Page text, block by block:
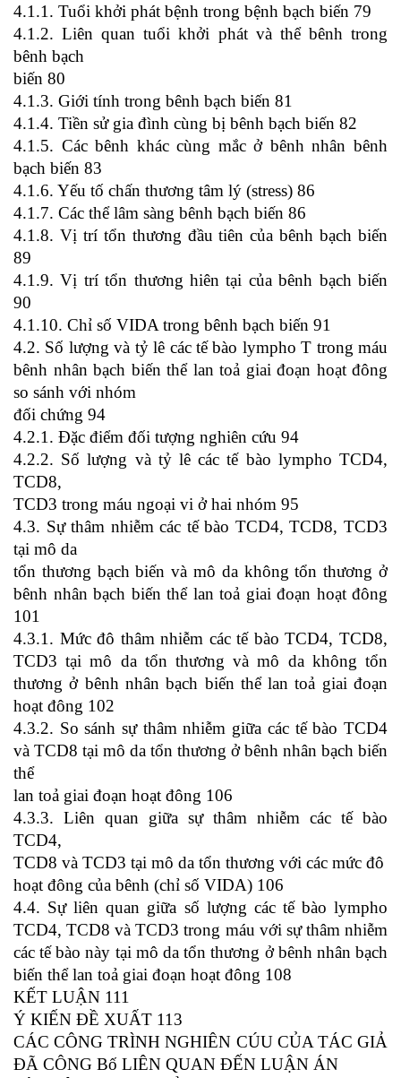
4.1.1. Tuổi khởi phát bệnh trong bệnh bạch biến 79
4.1.2. Liên quan tuổi khởi phát và thể bênh trong
bênh bạch
biến 80
4.1.3. Giới tính trong bênh bạch biến 81
4.1.4. Tiền sử gia đình cùng bị bênh bạch biến 82
4.1.5. Các bênh khác cùng mắc ở bênh nhân bênh
bạch biến 83
4.1.6. Yếu tố chấn thương tâm lý (stress) 86
4.1.7. Các thể lâm sàng bênh bạch biến 86
4.1.8. Vị trí tổn thương đầu tiên của bênh bạch biến
89
4.1.9. Vị trí tổn thương hiên tại của bênh bạch biến
90
4.1.10. Chỉ số VIDA trong bênh bạch biến 91
4.2. Số lượng và tỷ lê các tế bào lympho T trong máu
bênh nhân bạch biến thể lan toả giai đoạn hoạt đông
so sánh với nhóm
đối chứng 94
4.2.1. Đặc điểm đối tượng nghiên cứu 94
4.2.2. Số lượng và tỷ lê các tế bào lympho TCD4,
TCD8,
TCD3 trong máu ngoại vi ở hai nhóm 95
4.3. Sự thâm nhiễm các tế bào TCD4, TCD8, TCD3
tại mô da
tổn thương bạch biến và mô da không tổn thương ở
bênh nhân bạch biến thể lan toả giai đoạn hoạt đông
101
4.3.1. Mức đô thâm nhiễm các tế bào TCD4, TCD8,
TCD3 tại mô da tổn thương và mô da không tổn
thương ở bênh nhân bạch biến thể lan toả giai đoạn
hoạt đông 102
4.3.2. So sánh sự thâm nhiễm giữa các tế bào TCD4
và TCD8 tại mô da tổn thương ở bênh nhân bạch biến
thể
lan toả giai đoạn hoạt đông 106
4.3.3. Liên quan giữa sự thâm nhiễm các tế bào
TCD4,
TCD8 và TCD3 tại mô da tổn thương với các mức đô
hoạt đông của bênh (chỉ số VIDA) 106
4.4. Sự liên quan giữa số lượng các tế bào lympho
TCD4, TCD8 và TCD3 trong máu với sự thâm nhiễm
các tế bào này tại mô da tổn thương ở bênh nhân bạch
biến thể lan toả giai đoạn hoạt đông 108
KẾT LUẬN 111
Ý KIẾN ĐỀ XUẤT 113
CÁC CÔNG TRÌNH NGHIÊN CÚU CỦA TÁC GIẢ
ĐÃ CÔNG Bố LIÊN QUAN ĐẾN LUẬN ÁN